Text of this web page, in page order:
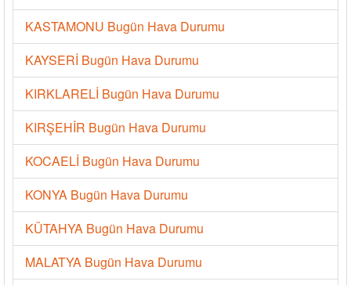
KASTAMONU Bugün Hava Durumu
KAYSERİ Bugün Hava Durumu
KIRKLARELİ Bugün Hava Durumu
KIRŞEHİR Bugün Hava Durumu
KOCAELİ Bugün Hava Durumu
KONYA Bugün Hava Durumu
KÜTAHYA Bugün Hava Durumu
MALATYA Bugün Hava Durumu